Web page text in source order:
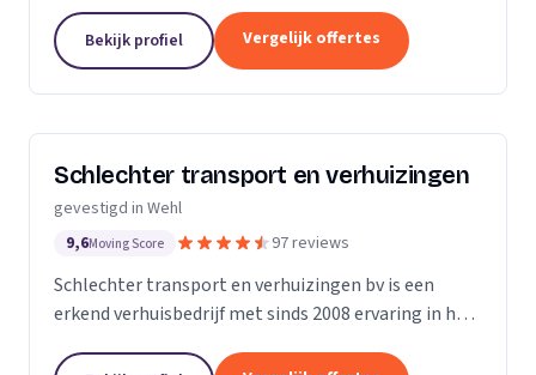
bezittingen omgaat. Onze medewerkers weten
precies hoe zij...
Bekijk profiel Vergelijk offertes
Schlechter transport en verhuizingen
gevestigd in Wehl
9,6Moving Score 97 reviews
Schlechter transport en verhuizingen bv is een
erkend verhuisbedrijf met sinds 2008 ervaring in het